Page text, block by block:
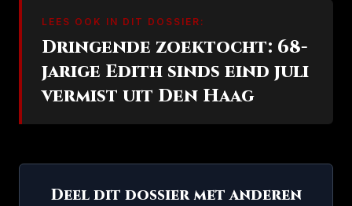
LEES OOK IN DIT DOSSIER:
Dringende zoektocht: 68-
jarige Edith sinds eind juli
vermist uit Den Haag
Deel dit dossier met anderen